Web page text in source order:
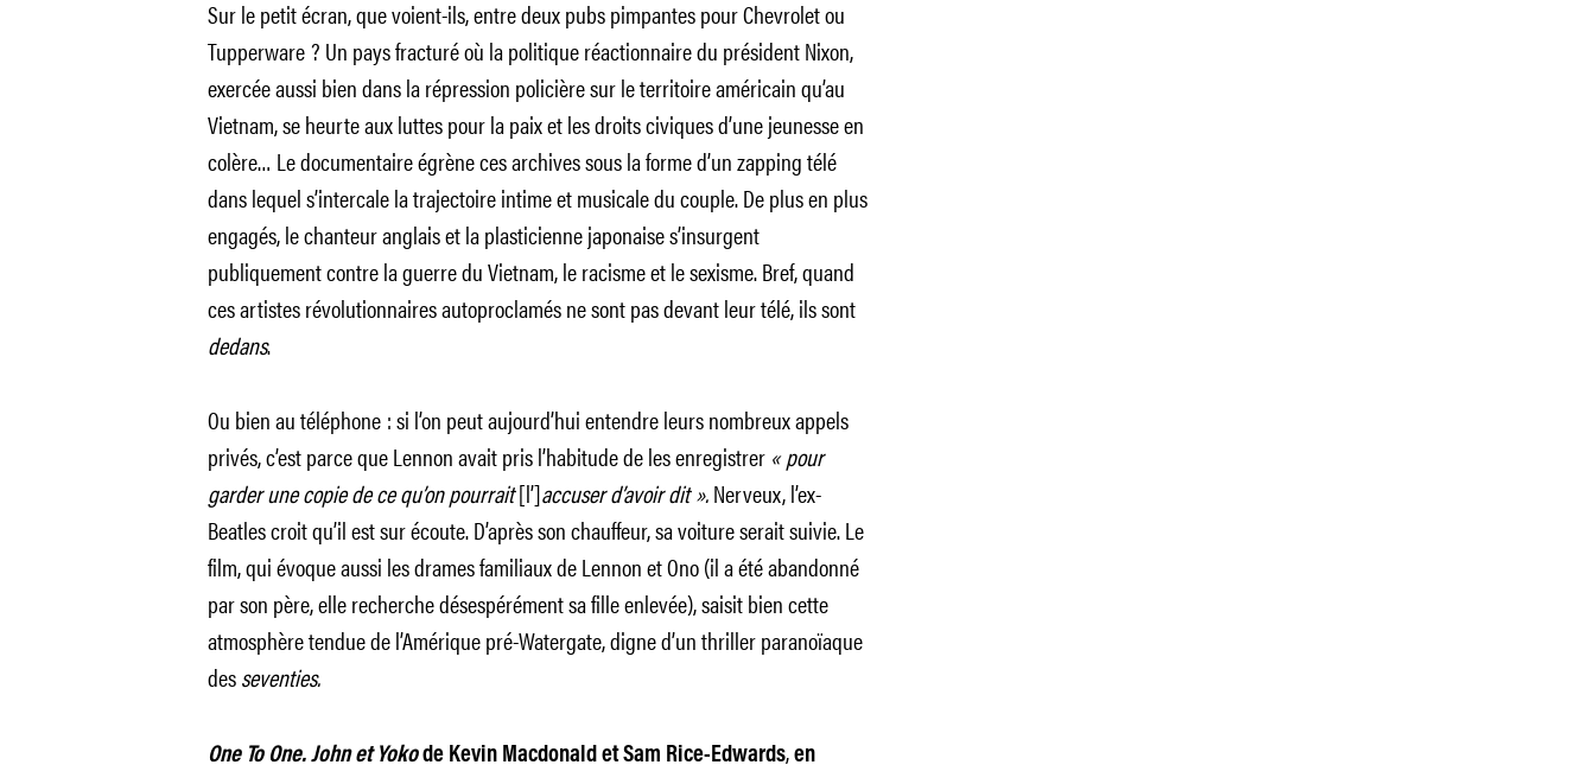
Sur le petit écran, que voient-ils, entre deux pubs pimpantes pour Chevrolet ou
Tupperware ? Un pays fracturé où la politique réactionnaire du président Nixon,
exercée aussi bien dans la répression policière sur le territoire américain qu’au
Vietnam, se heurte aux luttes pour la paix et les droits civiques d’une jeunesse en
colère… Le documentaire égrène ces archives sous la forme d’un zapping télé
dans lequel s’intercale la trajectoire intime et musicale du couple. De plus en plus
engagés, le chanteur anglais et la plasticienne japonaise s’insurgent
publiquement contre la guerre du Vietnam, le racisme et le sexisme. Bref, quand
ces artistes révolutionnaires autoproclamés ne sont pas devant leur télé, ils sont
dedans.
Ou bien au téléphone : si l’on peut aujourd’hui entendre leurs nombreux appels
privés, c’est parce que Lennon avait pris l’habitude de les enregistrer « pour
garder une copie de ce qu’on pourrait[l’]accuser d’avoir dit ».Nerveux, l’ex-
Beatles croit qu’il est sur écoute. D’après son chauffeur, sa voiture serait suivie. Le
film, qui évoque aussi les drames familiaux de Lennon et Ono (il a été abandonné
par son père, elle recherche désespérément sa fille enlevée), saisit bien cette
atmosphère tendue de l’Amérique pré-Watergate, digne d’un thriller paranoïaque
desseventies.
One To One. John et Yokode Kevin Macdonald et Sam Rice-Edwards, en